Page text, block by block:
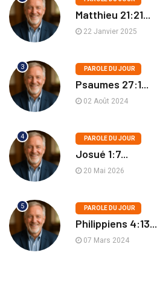
Matthieu 21:21...
22 Janvier 2025
3 PAROLE DU JOUR
Psaumes 27:1...
02 Août 2024
4 PAROLE DU JOUR
Josué 1:7...
20 Mai 2026
5 PAROLE DU JOUR
Philippiens 4:13...
07 Mars 2024